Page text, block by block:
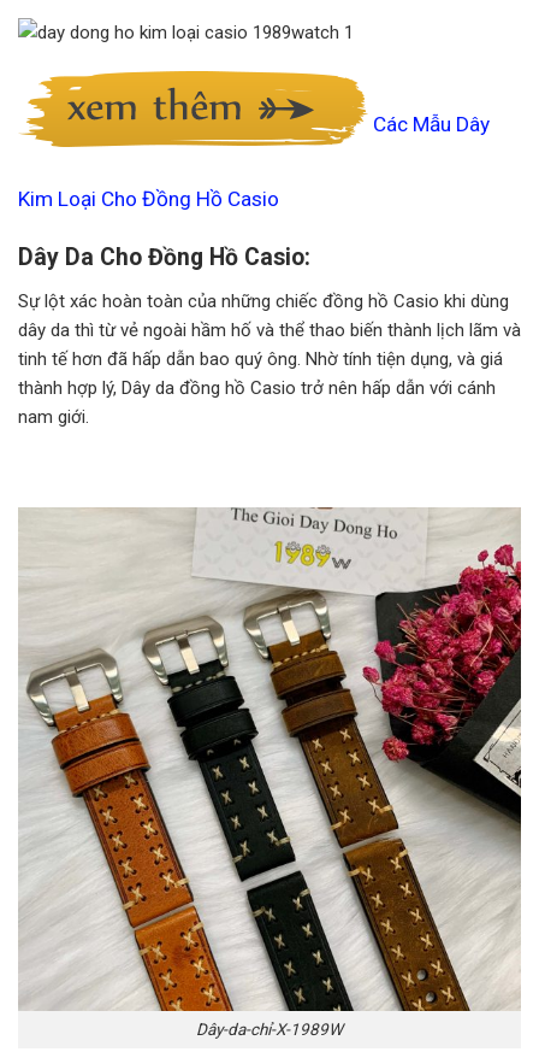
Các Mẫu Dây
Kim Loại Cho Đồng Hồ Casio
Dây Da Cho Đồng Hồ Casio:
Sự lột xác hoàn toàn của những chiếc đồng hồ Casio khi dùng
dây da thì từ vẻ ngoài hầm hố và thể thao biến thành lịch lãm và
tinh tế hơn đã hấp dẫn bao quý ông. Nhờ tính tiện dụng, và giá
thành hợp lý, Dây da đồng hồ Casio trở nên hấp dẫn với cánh
nam giới.
Dây-da-chỉ-X-1989W